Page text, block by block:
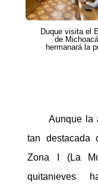
Duque visita el
de
hermanará la
Aunque la
tan destacada
Zona I (La
quitanieves